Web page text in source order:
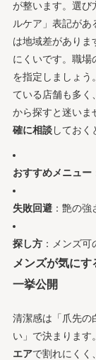
が整います。選び
ルケア」表記があ
は地域差がありま
にくいです。職場
を指定しましょう
ている店舗も多く
から探すと迷いま
確に相談しておく
おすすめメニュー
失敗回避：艶の強
探し方：メンズ可
メンズが気に
一挙公開
清潔感は「爪先の
い」で決まります
エアで割れにくく